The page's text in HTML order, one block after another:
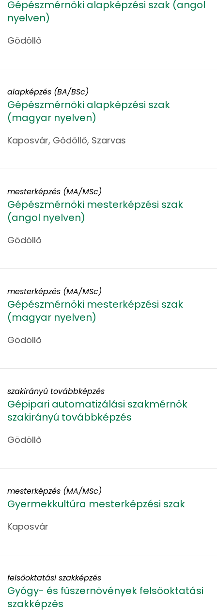
Gépészmérnöki alapképzési szak (angol
nyelven)
Gödöllő
Gépészmérnöki alapképzési szak
(magyar nyelven)
Kaposvár, Gödöllő, Szarvas
alapképzés (BA/BSc)
Gépészmérnöki mesterképzési szak
(angol nyelven)
Gödöllő
mesterképzés (MA/MSc)
Gépészmérnöki mesterképzési szak
(magyar nyelven)
Gödöllő
mesterképzés (MA/MSc)
Gépipari automatizálási szakmérnök
szakirányú továbbképzés
Gödöllő
szakirányú továbbképzés
Gyermekkultúra mesterképzési szak
Kaposvár
mesterképzés (MA/MSc)
Gyógy- és fűszernövények felsőoktatási
szakképzés
felsőoktatási szakképzés